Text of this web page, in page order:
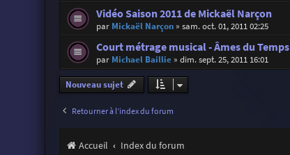
Vidéo Saison 2011 de Mickaël Narçon
par Mickaël Narçon» sam. oct. 01, 2011 02:25
Court métrage musical - Âmes du Temps
par Michael Baillie» dim. sept. 25, 2011 16:01
Nouveau sujet
Retourner à l’index du forum
Accueil Index du forum